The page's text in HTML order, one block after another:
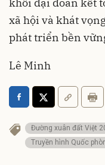
xã hội và khát
phát triển bền
Lê Minh
Đường xuân đất Việt
Truyền hình Quốc